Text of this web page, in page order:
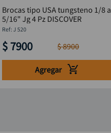
Brocas tipo USA tungsteno 1/8 a
5/16" Jg 4 Pz DISCOVER
: J 520
$ 7900 $8900
Agregar